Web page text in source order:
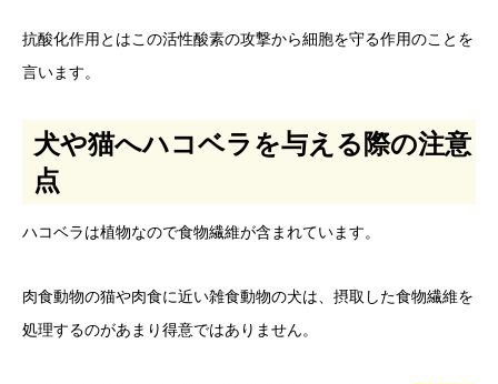
抗酸化作用とはこの活性酸素の攻撃から細胞を守る作用のことを
言います。
犬や猫へハコベラを与える際の注意
点
ハコベラは植物なので食物繊維が含まれています。
肉食動物の猫や肉食に近い雑食動物の犬は、摂取した食物繊維を
処理するのがあまり得意ではありません。